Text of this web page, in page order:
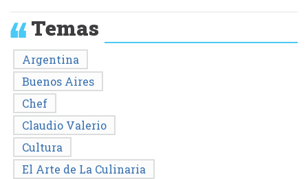
Temas
Argentina
Buenos Aires
Chef
Claudio Valerio
Cultura
El Arte de La Culinaria